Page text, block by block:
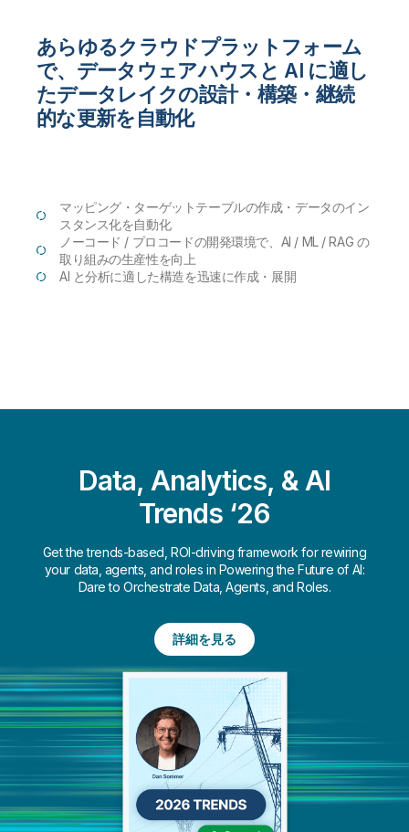
あらゆるクラウドプラットフォーム
で、データウェアハウスと AI に適し
たデータレイクの設計・構築・継続
的な更新を自動化
マッピング・ターゲットテーブルの作成・データのイン
スタンス化を自動化
ノーコード / プロコードの開発環境で、AI / ML / RAG の
取り組みの生産性を向上
AI と分析に適した構造を迅速に作成・展開
Data, Analytics, & AI
Trends ‘26
Get the trends-based, ROI-driving framework for rewiring
your data, agents, and roles in Powering the Future of AI:
Dare to Orchestrate Data, Agents, and Roles.
詳細を見る